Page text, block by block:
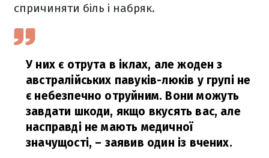
спричиняти біль і набряк.
У них є отрута в іклах, але жоден з
австралійських павуків-люків у групі не
є небезпечно отруйним. Вони можуть
завдати шкоди, якщо вкусять вас, але
насправді не мають медичної
значущості, – заявив один із вчених.